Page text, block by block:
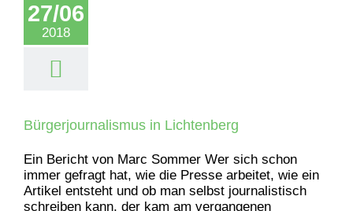
27/06
2018
Bürgerjournalismus in Lichtenberg
Ein Bericht von Marc Sommer Wer sich schon
immer gefragt hat, wie die Presse arbeitet, wie ein
Artikel entsteht und ob man selbst journalistisch
schreiben kann, der kam am vergangenen